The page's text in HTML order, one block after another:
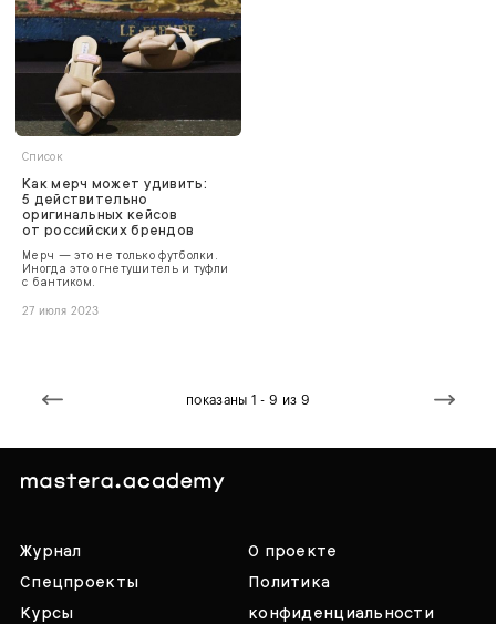
Список
Как мерч может удивить:
5 действительно
оригинальных кейсов
от российских брендов
Мерч — это не только футболки.
Иногда это огнетушитель и туфли
с бантиком.
27 июля 2023
показаны 1 - 9 из 9
Журнал
Спецпроекты
Курсы
О проекте
Политика
конфиденциальности